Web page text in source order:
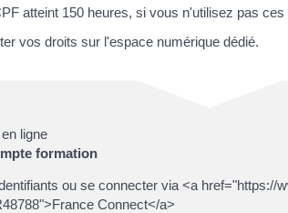
atteint 150 heures, si vous n'utilisez pas
vos droits sur l'espace numérique dédié.
ligne
formation
ou se connecter via <a href="https://
Connect</a>